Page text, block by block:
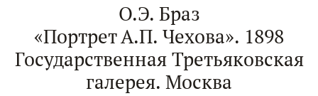
О.Э. Браз
«Портрет А.П. Чехова». 1898
Государственная Третьяковская
галерея. Москва